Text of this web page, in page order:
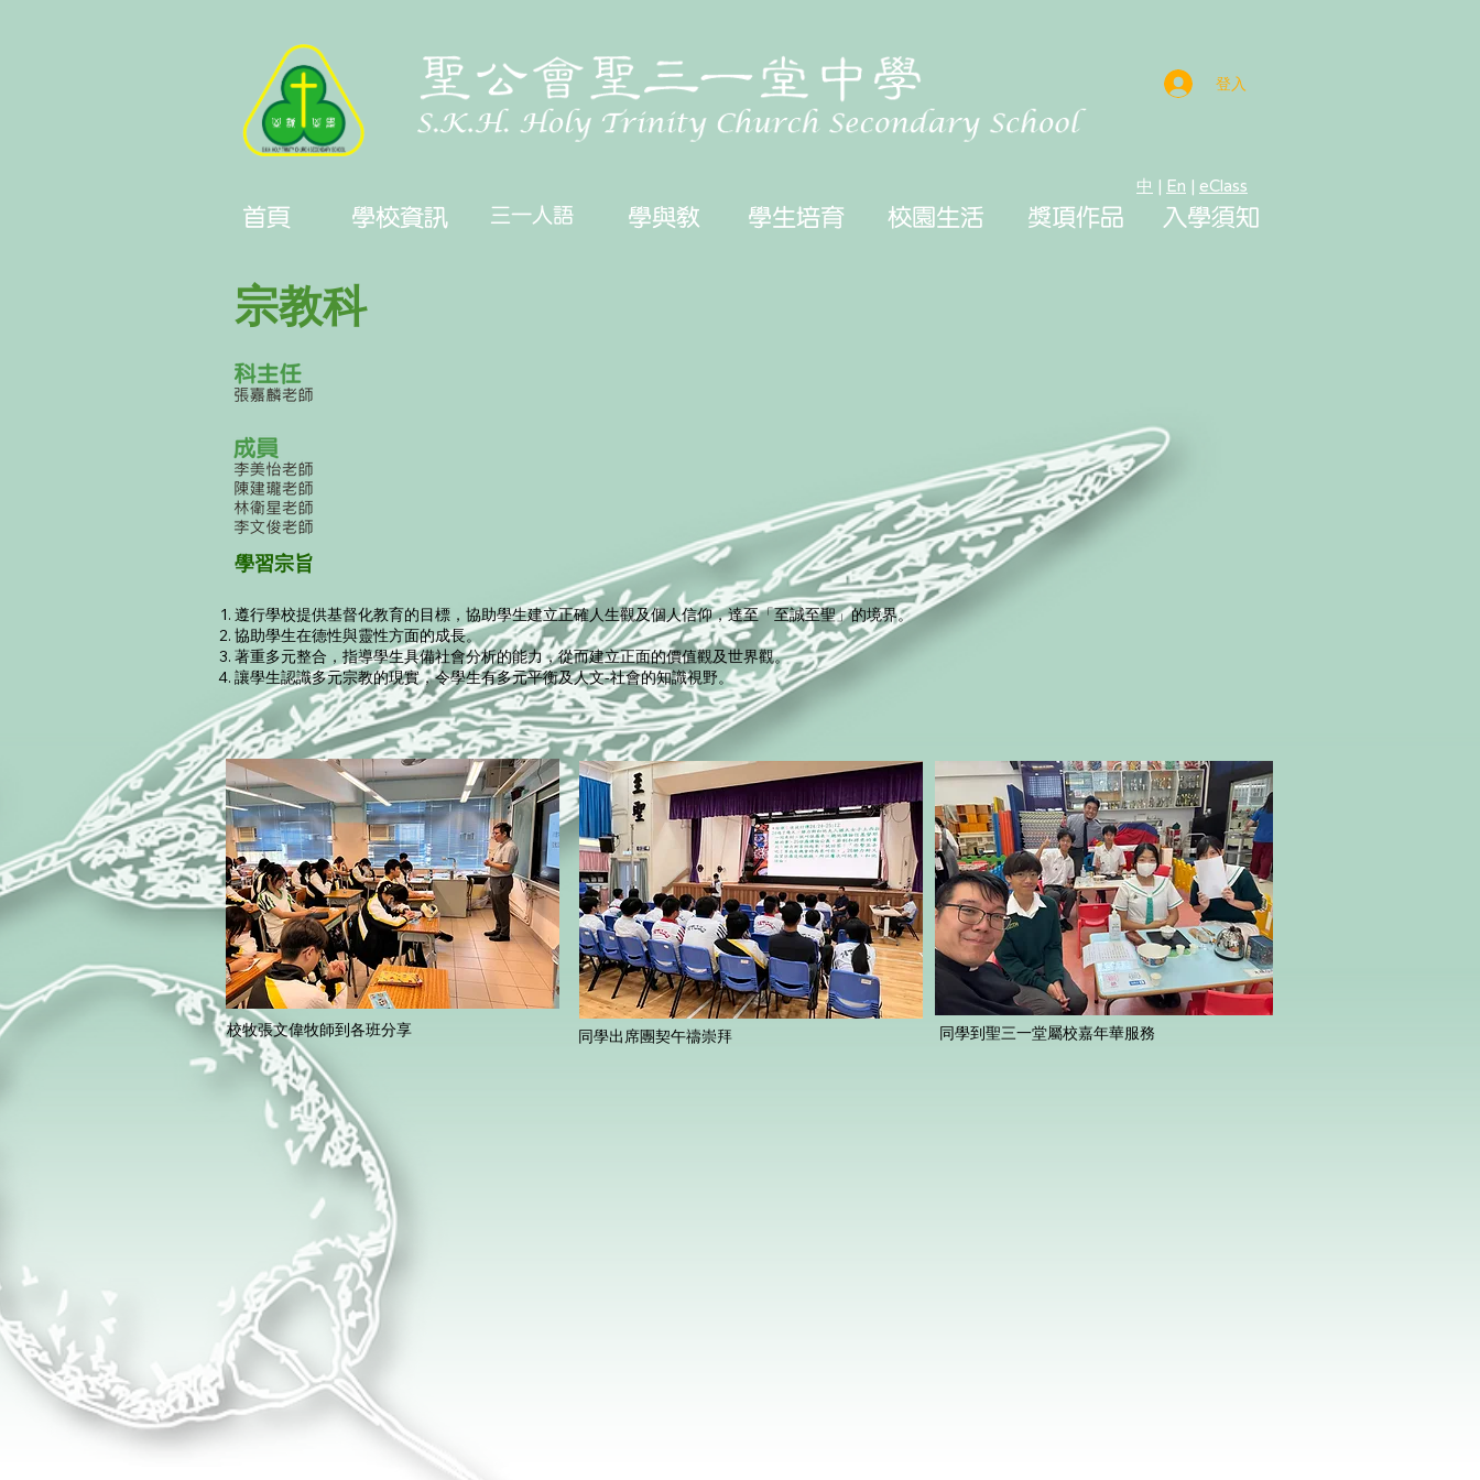
登入
中 | En | eClass
首頁 學校資訊 三一人語 學與教 學生培育 校園生活 獎項作品 入學須知
宗教科
學習宗旨
遵行學校提供基督化教育的目標，協助學生建立正確人生觀及個人信仰，達至「至誠至聖」的境界。
協助學生在德性與靈性方面的成長。
著重多元整合，指導學生具備社會分析的能力，從而建立正面的價值觀及世界觀。
讓學生認識多元宗教的現實，令學生有多元平衡及人文-社會的知識視野。
校牧張文偉牧師到各班分享 同學出席團契午禱崇拜 同學到聖三一堂屬校嘉年華服務